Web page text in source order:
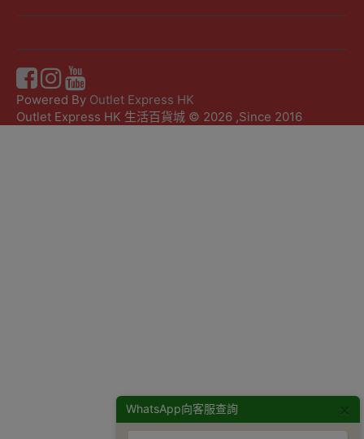
WhatsApp向客服查詢
Powered By Outlet Express HK
Outlet Express HK 生活百貨城 © 2026 ,Since 2016